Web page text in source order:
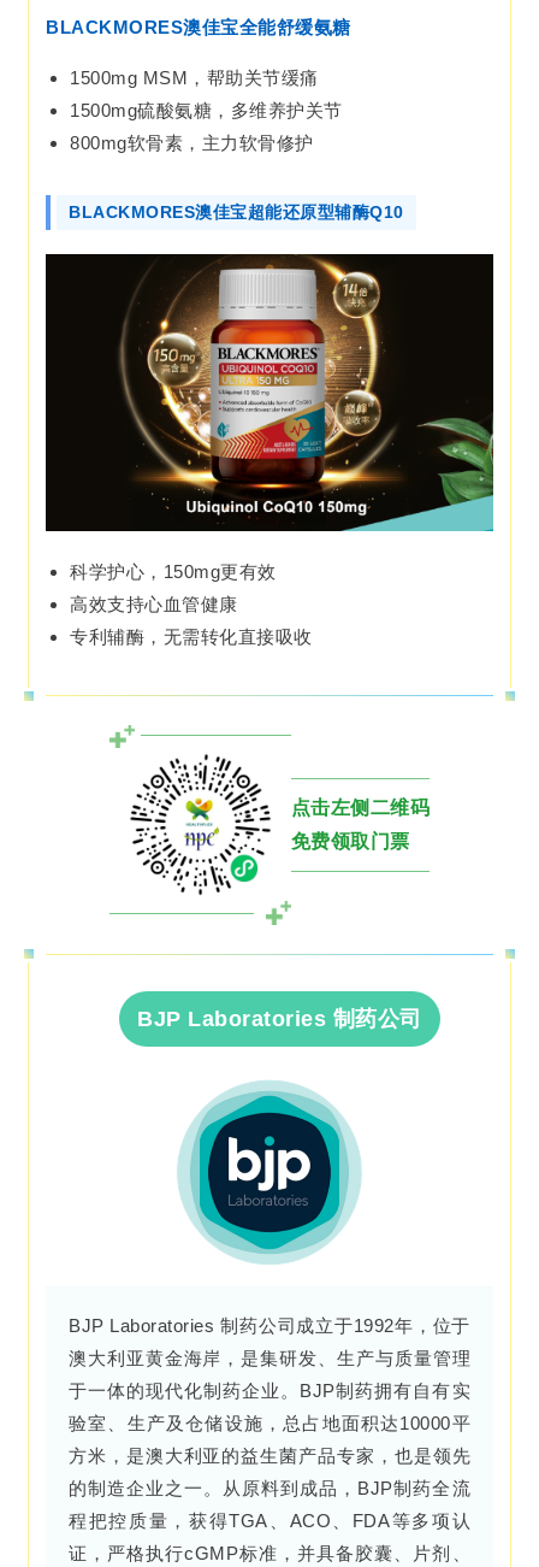
BLACKMORES澳佳宝全能舒缓氨糖
1500mg MSM，帮助关节缓痛
1500mg硫酸氨糖，多维养护关节
800mg软骨素，主力软骨修护
BLACKMORES澳佳宝超能还原型辅酶Q10
科学护心，150mg更有效
高效支持心血管健康
专利辅酶，无需转化直接吸收
点击左侧二维码
免费领取门票
BJP Laboratories 制药公司
BJP Laboratories 制药公司成立于1992年，位于
澳大利亚黄金海岸，是集研发、生产与质量管理
于一体的现代化制药企业。BJP制药拥有自有实
验室、生产及仓储设施，总占地面积达10000平
方米，是澳大利亚的益生菌产品专家，也是领先
的制造企业之一。从原料到成品，BJP制药全流
程把控质量，获得TGA、ACO、FDA等多项认
证，严格执行cGMP标准，并具备胶囊、片剂、